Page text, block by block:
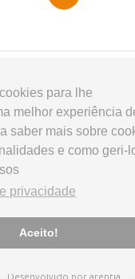
para lhe
melhor experiência
saber mais sobre
e como geri-
privacidade
Aceito!
Todos os
Desenvolvido por arentia